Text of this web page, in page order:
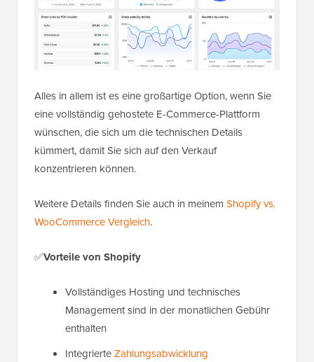
Alles in allem ist es eine großartige Option, wenn Sie
eine vollständig gehostete E-Commerce-Plattform
wünschen, die sich um die technischen Details
kümmert, damit Sie sich auf den Verkauf
konzentrieren können.
Weitere Details finden Sie auch in meinem Shopify vs.
WooCommerce Vergleich.
✅Vorteile von Shopify
Vollständiges Hosting und technisches
Management sind in der monatlichen Gebühr
enthalten
IntegrierteZahlungsabwicklung